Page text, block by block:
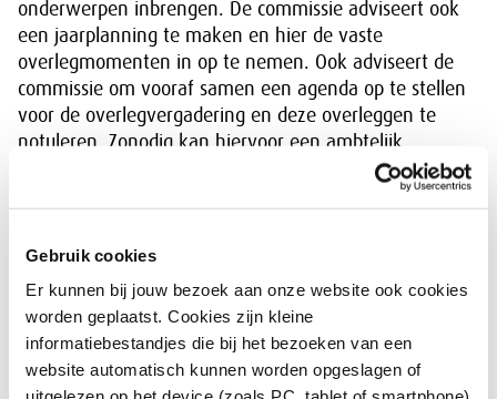
Gebruik cookies
Er kunnen bij jouw bezoek aan onze website ook cookies
worden geplaatst. Cookies zijn kleine
informatiebestandjes die bij het bezoeken van een
website automatisch kunnen worden opgeslagen of
onderwerpen inbrengen. De commissie adviseert ook
een jaarplanning te maken en hier de vaste
overlegmomenten in op te nemen. Ook adviseert de
commissie om vooraf samen een agenda op te stellen
voor de overlegvergadering en deze overleggen te
notuleren. Zonodig kan hiervoor een ambtelijk
secretaris worden aangesteld. Zo houden bestuurder en
ondernemingsraad hun handen vrij voor het verdere
Artikel-24-overleg
De geschillencommissie benadrukt het belang van het
halfjaarlijkse overleg (artikel-24-overleg) dat gebruikt